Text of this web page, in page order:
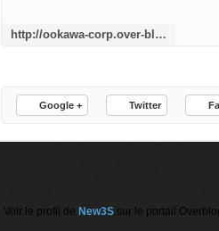
http://ookawa-corp.over-blog.com/2015/01/urgence-a-bouger-urgent-les-retardataires-de-la-transformation-digitale-seront-encore-plus-en-retard-parce-qu-elle-s-accelere.html
Google + Twitter
Voir le profil de New3Ssur le portail